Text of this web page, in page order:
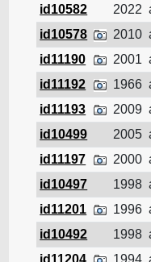
id10582 2022
id10578
2010
id11190
2001
id11192
1966
id11193
2009
id10499
2005
id11197
2000
id10497
1998
id11201
1996
id10492
1998
id11204
1994